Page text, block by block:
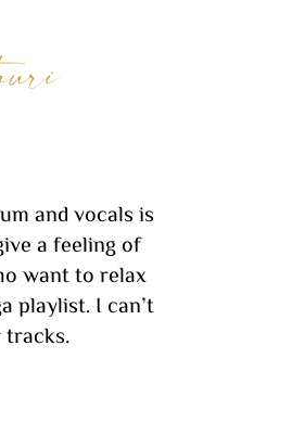
and vocals is
a feeling of
want to relax
playlist. I can’t